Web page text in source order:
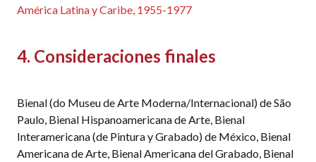
América Latina y Caribe, 1955-1977
4. Consideraciones finales
Bienal (do Museu de Arte Moderna/Internacional) de São
Paulo, Bienal Hispanoamericana de Arte, Bienal
Interamericana (de Pintura y Grabado) de México, Bienal
Americana de Arte, Bienal Americana del Grabado, Bienal